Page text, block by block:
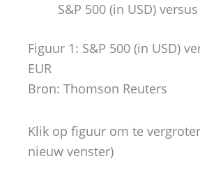
S&P 500 (in USD) versus
Figuur 1: S&P 500 (in USD)
Bron: Thomson Reuters
Klik op figuur om te
nieuw venster)